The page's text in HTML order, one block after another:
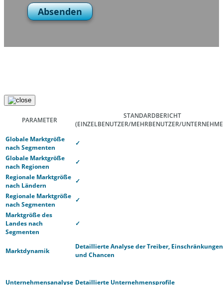
Absenden
PARAMETER
STANDARDBERICHT
(EINZELBENUTZER/MEHRBENUTZER/
Globale Marktgröße
nach Segmenten
✓
Globale Marktgröße
nach Regionen
✓
Regionale Marktgröße
nach Ländern
✓
Regionale Marktgröße
nach Segmenten
✓
Marktgröße des
Landes nach
Segmenten
✓
Marktdynamik
Detaillierte Analyse der Treiber, Einschränkungen
und Chancen
Unternehmensanalyse Detaillierte Unternehmensprofile